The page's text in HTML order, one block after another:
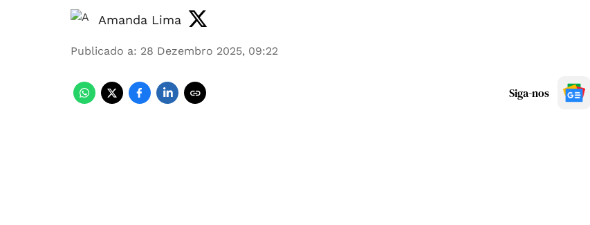
Amanda Lima
Publicado a: 28 Dezembro 2025, 09:22
Siga-nos